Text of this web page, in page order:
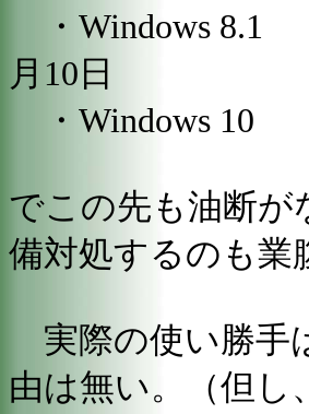
・Windows 8.1
月10日
・Windows 10
でこの先も油断が
備対処するのも業
実際の使い勝
由は無い。（但し